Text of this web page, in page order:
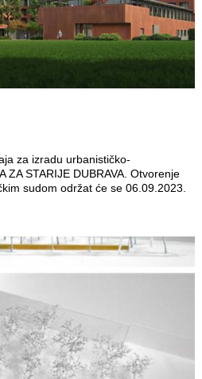
za izradu urbanističko-
ZA STARIJE DUBRAVA. Otvorenje
sudom održat će se 06.09.2023.